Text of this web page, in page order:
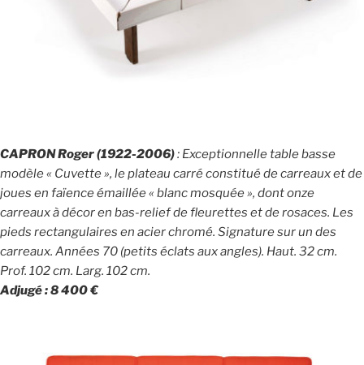
CAPRON Roger (1922-2006): Exceptionnelle table basse
modèle « Cuvette », le plateau carré constitué de carreaux et de
joues en faïence émaillée « blanc mosquée », dont onze
carreaux à décor en bas-relief de fleurettes et de rosaces. Les
pieds rectangulaires en acier chromé. Signature sur un des
carreaux. Années 70 (petits éclats aux angles). Haut. 32 cm.
Prof. 102 cm. Larg. 102 cm.
Adjugé : 8 400 €